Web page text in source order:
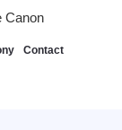
Canon
Contact